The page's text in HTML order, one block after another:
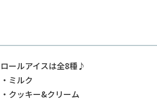
ロールアイスは全8種♪
・ミルク
・クッキー&クリーム